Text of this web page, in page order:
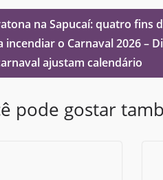
na Sapucaí: quatro fins
incendiar o Carnaval 2026 –
ajustam calendário
pode gostar